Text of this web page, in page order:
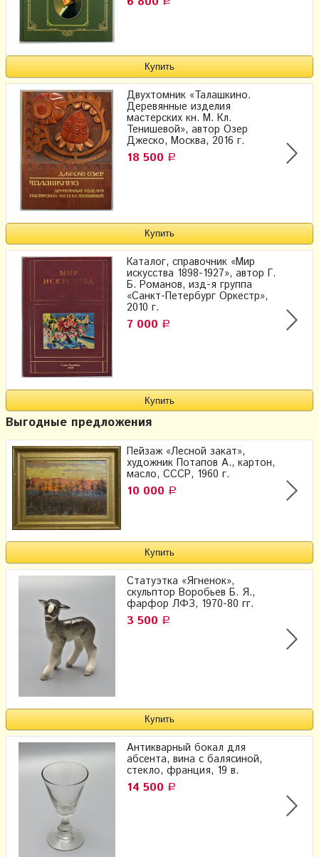
Двухтомник «Талашкино.
Деревянные изделия
мастерских кн. М. Кл.
Тенишевой», автор Озер
Джеско, Москва, 2016 г.
18 500 Р
Каталог, справочник «Мир
искусства 1898-1927», автор Г.
Б. Романов, изд-я группа
«Санкт-Петербург Оркестр»,
2010 г.
7 000 Р
Выгодные предложения
Пейзаж «Лесной закат»,
художник Потапов А., картон,
масло, СССР, 1960 г.
10 000 Р
Статуэтка «Ягненок»,
скульптор Воробьев Б. Я.,
фарфор ЛФЗ, 1970-80 гг.
3 500 Р
Антикварный бокал для
абсента, вина с балясиной,
стекло, франция, 19 в.
14 500 Р